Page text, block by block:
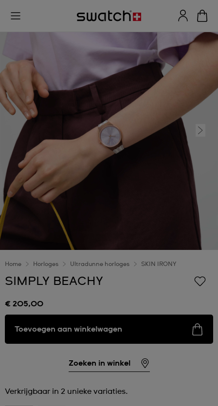
Home Horloges Ultradunne horloges SKIN IRONY
SIMPLY BEACHY
€ 205,00
Toevoegen aan winkelwagen
Zoeken in winkel
Verkrijgbaar in 2 unieke variaties.